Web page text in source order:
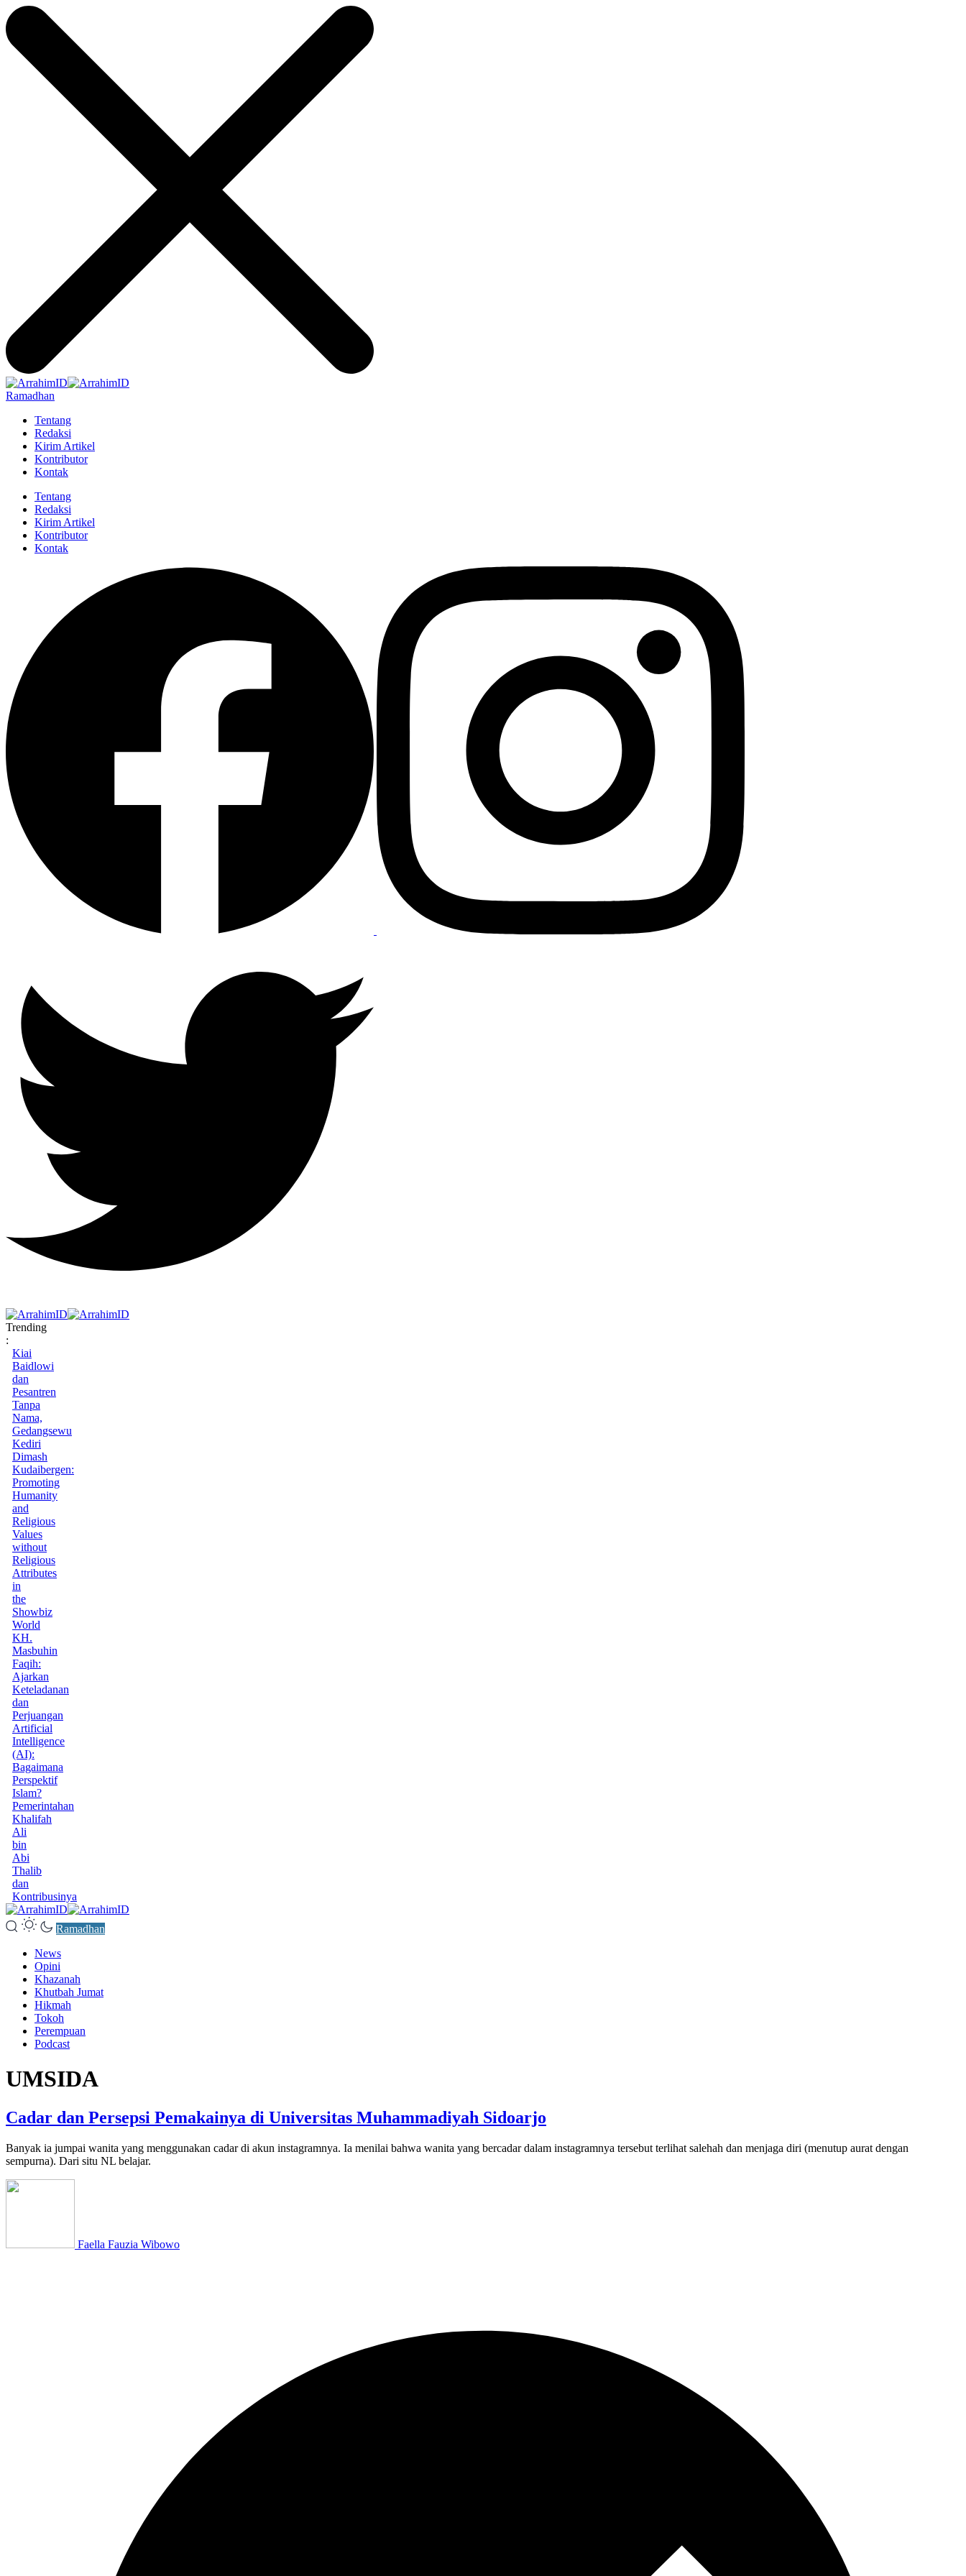
Ramadhan
Tentang
Redaksi
Kirim Artikel
Kontributor
Kontak
Tentang
Redaksi
Kirim Artikel
Kontributor
Kontak
Trending
:
Kiai
Baidlowi
dan
Pesantren
Tanpa
Nama,
Gedangsewu
Kediri
Dimash
Kudaibergen:
Promoting
Humanity
and
Religious
Values
without
Religious
Attributes
in
the
Showbiz
World
KH.
Masbuhin
Faqih:
Ajarkan
Keteladanan
dan
Perjuangan
Artificial
Intelligence
(AI):
Bagaimana
Perspektif
Islam?
Pemerintahan
Khalifah
Ali
bin
Abi
Thalib
dan
Kontribusinya
Ramadhan
News
Opini
Khazanah
Khutbah Jumat
Hikmah
Tokoh
Perempuan
Podcast
UMSIDA
Cadar dan Persepsi Pemakainya di Universitas Muhammadiyah Sidoarjo
Banyak ia jumpai wanita yang menggunakan cadar di akun instagramnya. Ia menilai bahwa wanita yang bercadar dalam instagramnya tersebut terlihat salehah dan menjaga diri (menutup aurat dengan
sempurna). Dari situ NL belajar.
Faella Fauzia Wibowo